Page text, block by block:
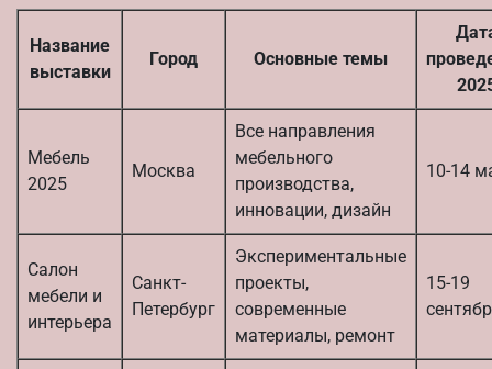
Название
выставки
Город Основные темы
Мебель
2025
Москва
Все направления
мебельного
производства,
инновации, дизайн
10-14
Салон
мебели и
интерьера
Санкт-
Петербург
Экспериментальные
проекты,
современные
материалы, ремонт
15-19